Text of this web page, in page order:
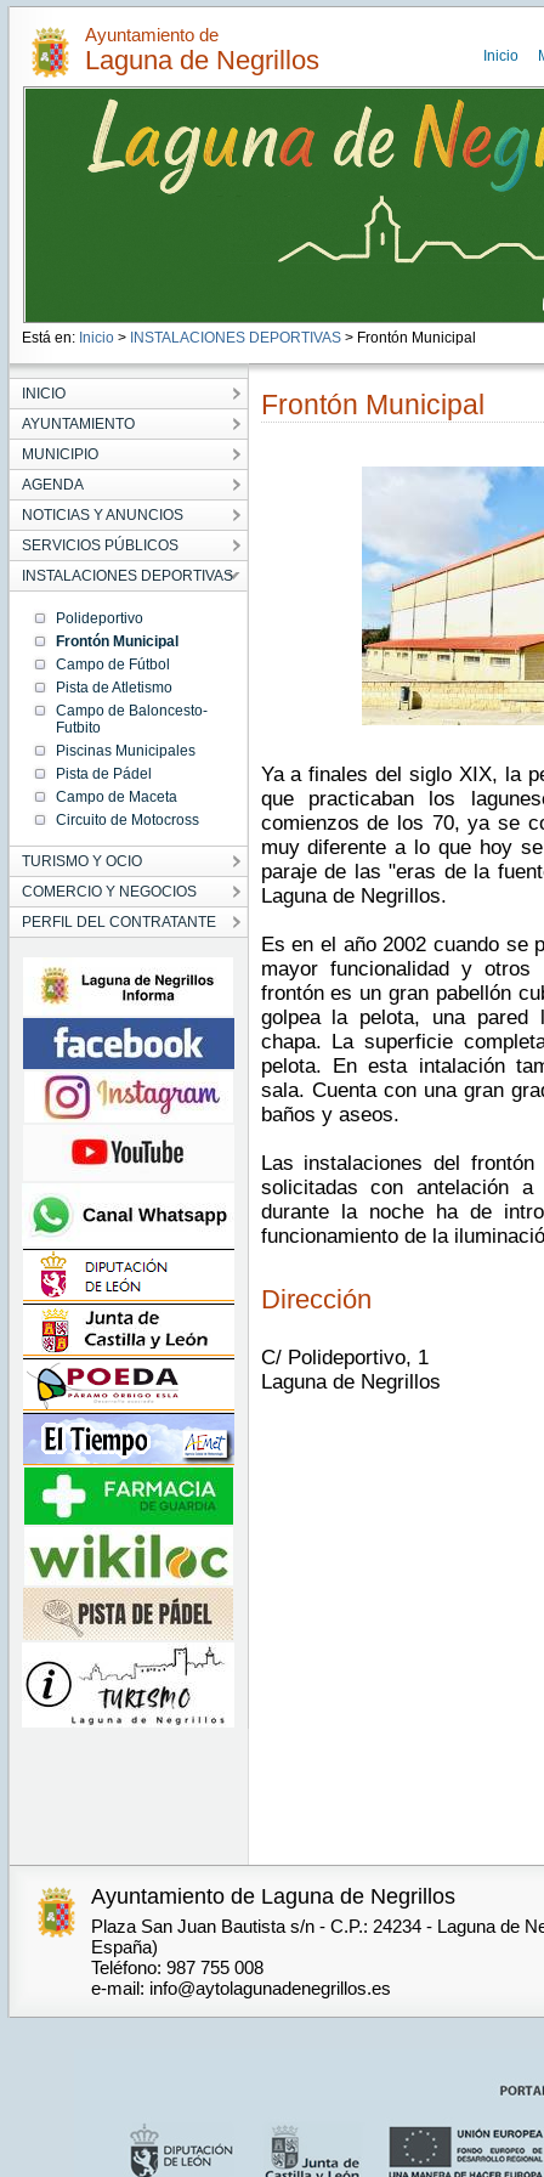
Ayuntamiento de
Laguna de Negrillos Inicio
Está en: Inicio > INSTALACIONES DEPORTIVAS> Frontón Municipal
INICIO
AYUNTAMIENTO
MUNICIPIO
AGENDA
NOTICIAS Y ANUNCIOS
SERVICIOS PÚBLICOS
INSTALACIONES DEPORTIVAS
Polideportivo
Frontón Municipal
Campo de Fútbol
Pista de Atletismo
Campo de Baloncesto-
Futbito
Piscinas Municipales
Pista de Pádel
Campo de Maceta
Circuito de Motocross
TURISMO Y OCIO
COMERCIO Y NEGOCIOS
PERFIL DEL CONTRATANTE
Frontón Municipal
Ya a finales del siglo XIX, la
que practicaban los
comienzos de los 70, ya se
muy diferente a lo que hoy
paraje de las "eras de la
Laguna de Negrillos.
Es en el año 2002 cuando se
mayor funcionalidad y
frontón es un gran pabellón
golpea la pelota, una pared
chapa. La superficie
pelota. En esta intalación
sala. Cuenta con una gran
baños y aseos.
Las instalaciones del
solicitadas con antelación
durante la noche ha de
funcionamiento de la
Dirección
C/ Polideportivo, 1
Laguna de Negrillos
Ayuntamiento de Laguna de Negrillos
Plaza San Juan Bautista s/n - C.P.: 24234 - Laguna de
España)
Teléfono: 987 755 008
e-mail: info@aytolagunadenegrillos.es